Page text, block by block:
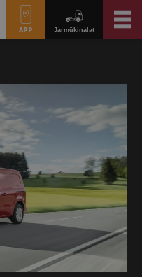
APP Járműkínálat